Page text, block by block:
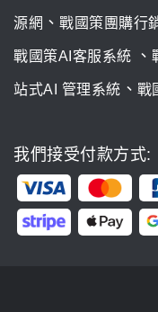
源網 、 戰國策團購行
戰國策AI客服系統 、
站式AI 管理系統 、 戰
我們接受付款方式: